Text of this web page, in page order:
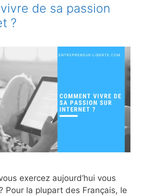
de sa passion
?
exercez aujourd’hui vous
Pour la plupart des Français, le